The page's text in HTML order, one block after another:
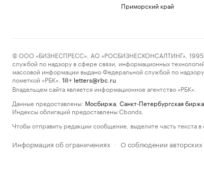
Приморский край
© ООО «БИЗНЕСПРЕСС», АО «РОСБИЗНЕСКОНСАЛТИНГ»,
службой по надзору в сфере связи, информационных
массовой информации выдано Федеральной службой по
пометкой «РБК».
18+ letters@rbc.ru
Владельцем сайта является информационное агентство «РБК».
Данные предоставлены: Мосбиржа Санкт-Петербургская биржа
Индексы облигаций предоставлены Cbonds.
Чтобы отправить редакции сообщение, выделите часть текста
Информация об ограничениях · О соблюдении авторских